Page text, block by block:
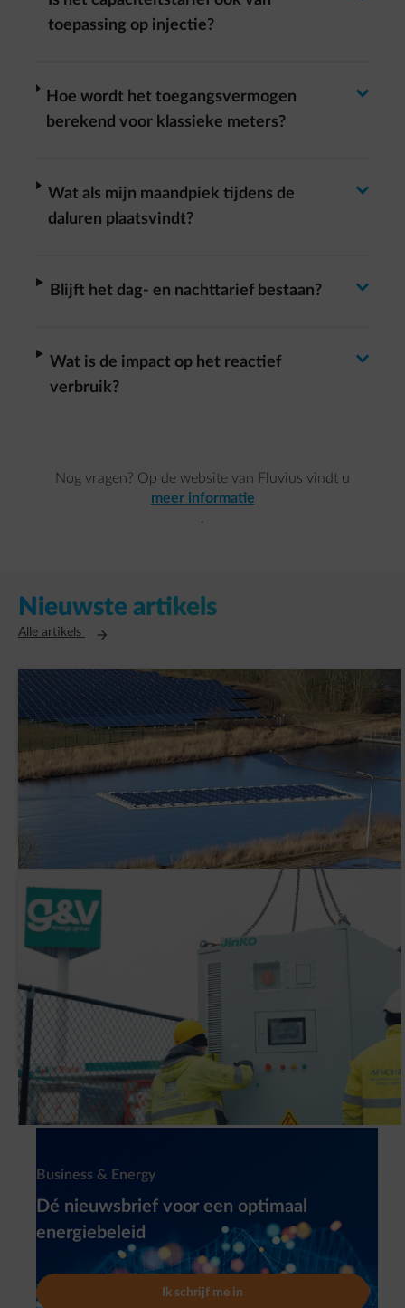
toepassing op injectie?
Hoe wordt het toegangsvermogen
berekend voor klassieke meters?
arrow-right
Wat als mijn maandpiek tijdens de
daluren plaatsvindt?
arrow-right
Blijft het dag- en nachttarief bestaan? Antwoord wisselen
arrow-right
Wat is de impact op het reactief
verbruik?
arrow-right
Nog vragen? Op de website van Fluvius vindt u
meer informatie
Nieuwste artikels
Alle artikels Opent in een nieuw tabblad
AVK Plastics tekent een PPA met ENGIE
Waarom heeft G&V een slimme
batterijinstallatie (BESS) geplaatst?
Newsletter
Business & Energy
Dé nieuwsbrief voor een optimaal
energiebeleid
Ik schrijf me in